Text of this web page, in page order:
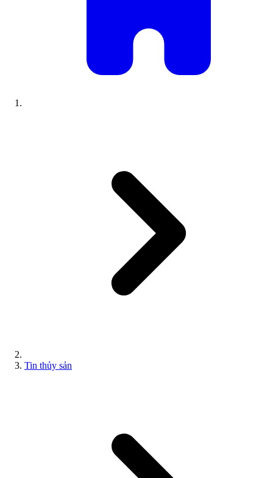
Tin thủy sản